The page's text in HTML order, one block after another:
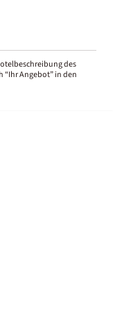
des
“Ihr Angebot” in den